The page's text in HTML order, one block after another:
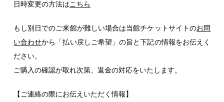
日時変更の方法はこちら
もし別日でのご来館が難しい場合は当館チケットサイトのお問
い合わせから「払い戻しご希望」の旨と下記の情報をお伝えく
ださい。
ご購入の確認が取れ次第、返金の対応をいたします。
【ご連絡の際にお伝えいただく情報】